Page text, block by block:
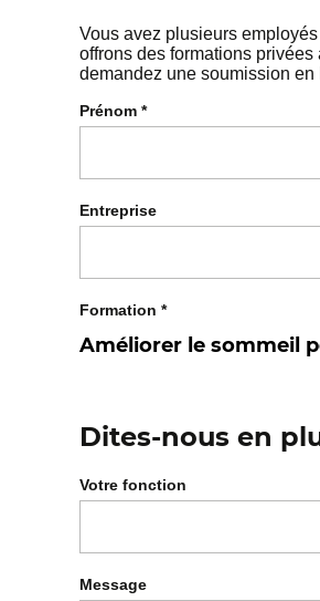
Vous avez plusieurs
offrons des formations
demandez une soumission en
Prénom *
Entreprise
Formation *
Dites-nous en
Votre fonction
Message